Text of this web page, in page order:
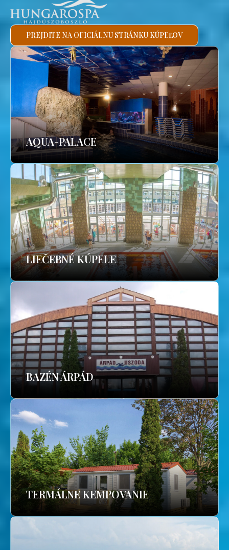
PREJDITE NA OFICIÁLNU STRÁNKU KÚPEĽOV
AQUA-PALACE
LIEČEBNÉ KÚPELE
BAZÉN ÁRPÁD
TERMÁLNE KEMPOVANIE